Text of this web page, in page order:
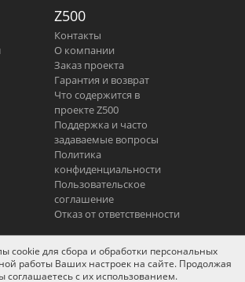
Z500
Контакты
О компании
Заказ проекта
Гарантия и возврат
Что содержится в
проекте Z500
Поддержка и часто
задаваемые вопросы
Политика
конфиденциальности
Пользовательское
соглашение
Отказ от ответственности
Фейсбук
Вконтакте
cookie для сбора и обработки персональных
работы Ваших настроек на сайте. Продолжая
соглашаетесь с их использованием.